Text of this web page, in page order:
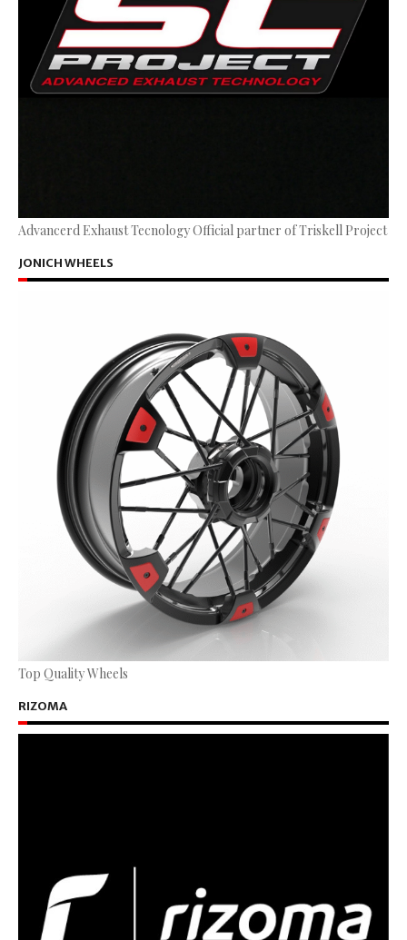
Advancerd Exhaust Tecnology Official partner of Triskell Project
JONICH WHEELS
Top Quality Wheels
RIZOMA